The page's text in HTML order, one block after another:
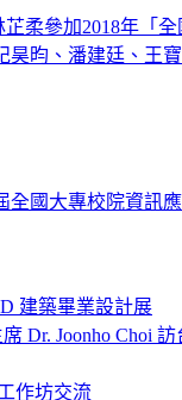
柔參加2018年「
昊昀、潘建廷、王
全國大專校院資訊
建築畢業設計展
Dr. Joonho Choi
作坊交流